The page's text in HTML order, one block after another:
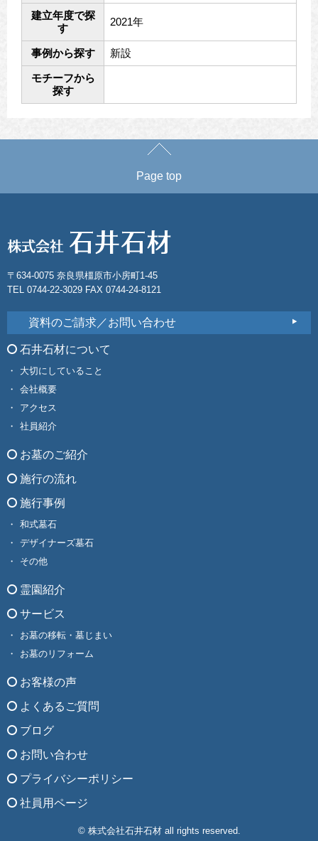
建立年度で探
す
2021年
事例から探す 新設
モチーフから
探す
Page top
〒634-0075 奈良県橿原市小房町1-45
TEL 0744-22-3029 FAX 0744-24-8121
資料のご請求／お問い合わせ
石井石材について
大切にしていること
会社概要
アクセス
社員紹介
お墓のご紹介
施行の流れ
施行事例
和式墓石
デザイナーズ墓石
その他
霊園紹介
サービス
お墓の移転・墓じまい
お墓のリフォーム
お客様の声
よくあるご質問
ブログ
お問い合わせ
プライバシーポリシー
社員用ページ
© 株式会社石井石材 all rights reserved.